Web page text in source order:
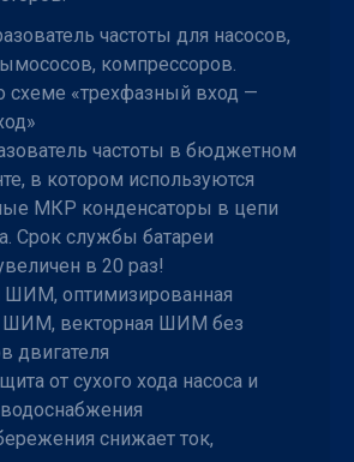
частоты для насосов,
компрессоров.
схеме «трехфазный вход —
частоты в бюджетном
в котором используются
МКР конденсаторы в цепи
Срок службы батареи
в 20 раз!
ШИМ, оптимизированная
ШИМ, векторная ШИМ без
двигателя
от сухого хода насоса и
снижает ток,